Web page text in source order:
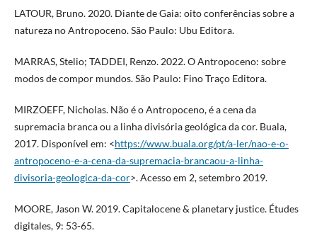
LATOUR, Bruno. 2020. Diante de Gaia: oito conferências sobre a
natureza no Antropoceno. São Paulo: Ubu Editora.
MARRAS, Stelio; TADDEI, Renzo. 2022. O Antropoceno: sobre
modos de compor mundos. São Paulo: Fino Traço Editora.
MIRZOEFF, Nicholas. Não é o Antropoceno, é a cena da
supremacia branca ou a linha divisória geológica da cor. Buala,
2017. Disponível em: <https://www.buala.org/pt/a-ler/nao-e-o-
antropoceno-e-a-cena-da-supremacia-brancaou-a-linha-
divisoria-geologica-da-cor>. Acesso em 2, setembro 2019.
MOORE, Jason W. 2019. Capitalocene & planetary justice. Études
digitales, 9: 53-65.